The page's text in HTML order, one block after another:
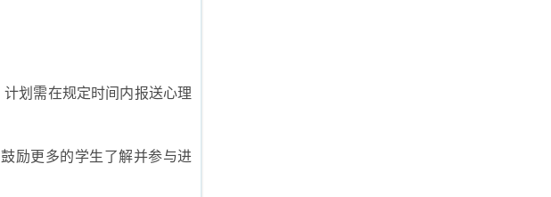
划需在规定时间内报送心理
励更多的学生了解并参与进